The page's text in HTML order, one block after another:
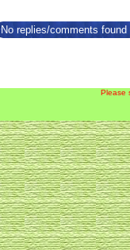
No replies/comments
Please